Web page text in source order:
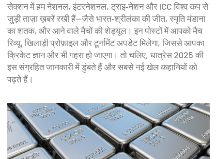
सेक्शन में हम नेशनल, इंटरनेशनल, ट्राइ‑नेशन और ICC विश्व कप से
जुड़ी ताज़ा ख़बरें रखी हैं—जैसे भारत‑श्रीलंका की जीत, स्मृति मंडाना
का शतक, और आने वाले मैचों की शेड्यूल। इन पोस्टों में आपको मैच
रिव्यू, खिलाड़ी प्रोफ़ाइल और टूर्नामेंट अपडेट मिलेगा, जिससे आपका
क्रिकेट ज्ञान और भी गहरा हो जाएगा। तो चलिए, धात्रेस 2025 की
इस संग्रहित जानकारी में डुंबते हैं और सबसे नई खेल कहानियों को
पढ़ते हैं।